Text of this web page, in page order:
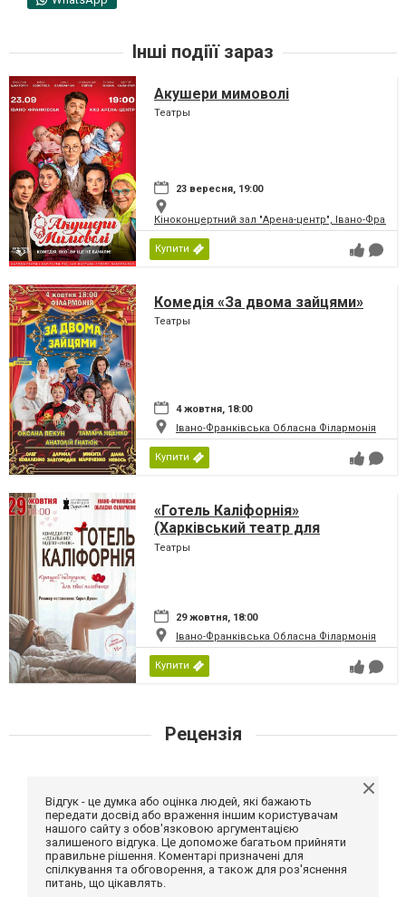
Інші подіїї зараз
Акушери мимоволі
Театры
23 вересня, 19:00
Кіноконцертний зал "Арена-центр", Івано-
Купити
Комедія «За двома зайцями»
Театры
4 жовтня, 18:00
Івано-Франківська Обласна Філармонія
Купити
«Готель Каліфорнія»
(Харківський театр для
дорослих)
Театры
29 жовтня, 18:00
Івано-Франківська Обласна Філармонія
Купити
Рецензія
Відгук - це думка або оцінка людей, які бажають
передати досвід або враження іншим користувачам
нашого сайту з обов'язковою аргументацією
залишеного відгука. Це допоможе багатьом прийняти
правильне рішення. Коментарі призначені для
спілкування та обговорення, а також для роз'яснення
питань, що цікавлять.